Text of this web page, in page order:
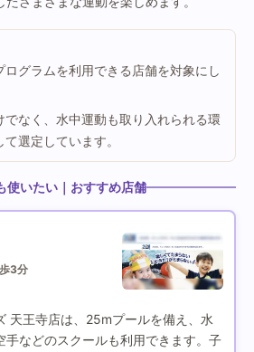
ログラムを利用できる店舗を対象にし
なく、水中運動も取り入れられる環
選定しています。
使いたい｜おすすめ店舗
3分
天王寺店は、25mプールを備え、水
手などのスクールも利用できます。子